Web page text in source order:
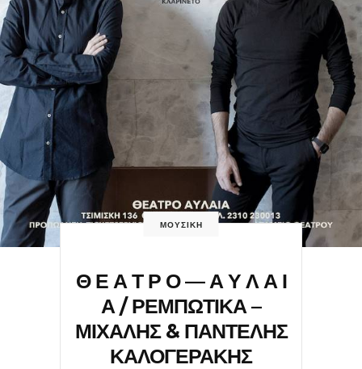
ΜΟΥΣΙΚΗ
Θ Ε Α Τ Ρ Ο — Α Υ Λ Α Ι
Α / ΡΕΜΠΩΤΙΚΑ –
ΜΙΧΑΛΗΣ & ΠΑΝΤΕΛΗΣ
ΚΑΛΟΓΕΡΑΚΗΣ